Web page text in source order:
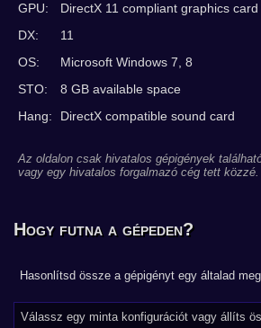
GPU:
DirectX 11 compliant graphics
DX:
11
OS:
Microsoft Windows 7, 8
STO:
8 GB available space
Hang:
DirectX compatible sound card
Az oldalon csak hivatalos gépigények
vagy egy hivatalos forgalmazó cég tett közzé.
Hogy futna a gépeden?
Hasonlítsd össze a gépigényt egy általad